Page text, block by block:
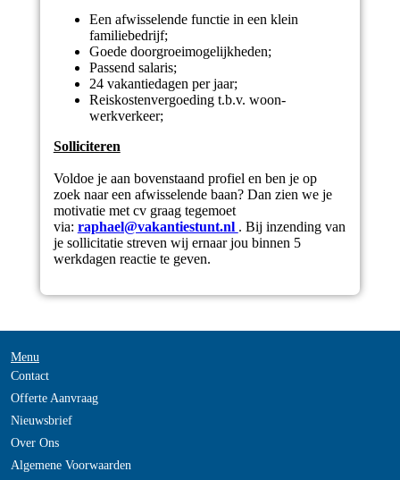
Een afwisselende functie in een klein
familiebedrijf;
Goede doorgroeimogelijkheden;
Passend salaris;
24 vakantiedagen per jaar;
Reiskostenvergoeding t.b.v. woon-
werkverkeer;
Solliciteren
Voldoe je aan bovenstaand profiel en ben je op
zoek naar een afwisselende baan? Dan zien we je
motivatie met cv graag tegemoet
via: raphael@vakantiestunt.nl . Bij inzending van
je sollicitatie streven wij ernaar jou binnen 5
werkdagen reactie te geven.
Menu
Contact
Offerte Aanvraag
Nieuwsbrief
Over Ons
Algemene Voorwaarden